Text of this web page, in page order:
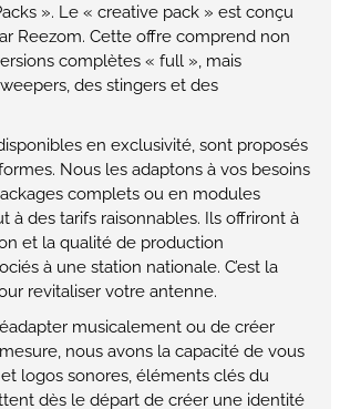
». Le « creative pack » est conçu
Reezom. Cette offre comprend non
complètes « full », mais
des stingers et des
en exclusivité, sont proposés
Nous les adaptons à vos besoins
complets ou en modules
à des tarifs raisonnables. Ils offriront à
et la qualité de production
à une station nationale. C’est la
revitaliser votre antenne.
réadapter musicalement ou de créer
nous avons la capacité de vous
logos sonores, éléments clés du
dès le départ de créer une identité